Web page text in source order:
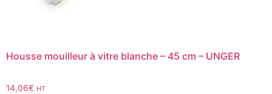
Housse mouilleur à vitre blanche – 45 cm – UNGER
14,06€ HT